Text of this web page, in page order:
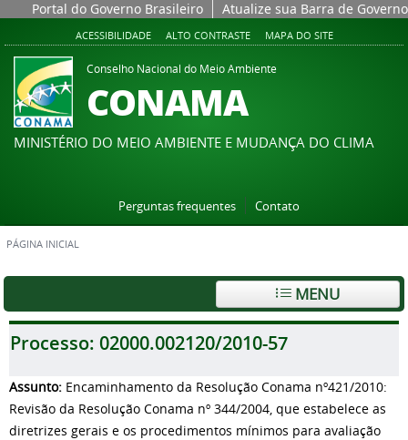
Portal do Governo Brasileiro Atualize sua Barra de Governo
ACESSIBILIDADE ALTO CONTRASTE MAPA DO SITE
Conselho Nacional do Meio Ambiente
CONAMA
MINISTÉRIO DO MEIO AMBIENTE E MUDANÇA DO CLIMA
Perguntas frequentes Contato
PÁGINA INICIAL
MENU
Processo: 02000.002120/2010-57
Assunto: Encaminhamento da Resolução Conama nº421/2010:
Revisão da Resolução Conama nº 344/2004, que estabelece as
diretrizes gerais e os procedimentos mínimos para avaliação